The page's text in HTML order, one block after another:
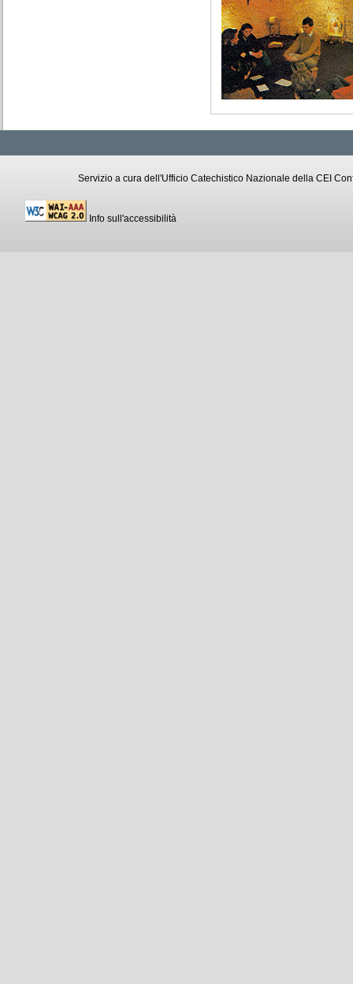
Servizio a cura dell'Ufficio Catechistico Nazionale della CEI
Info sull'accessibilità